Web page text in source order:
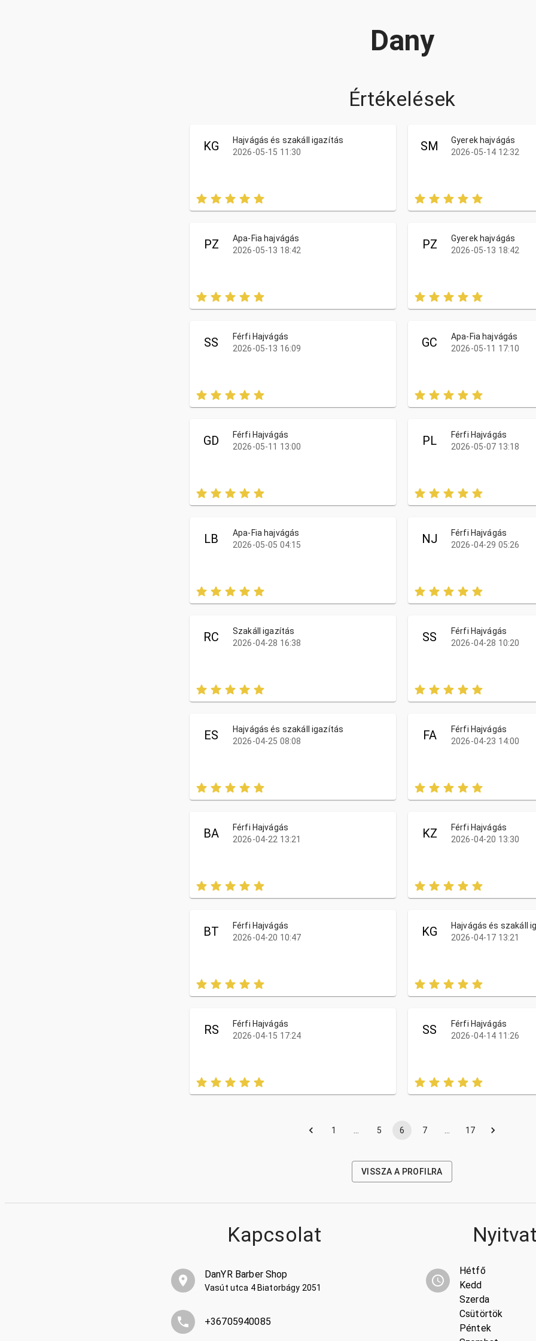
Dany
Értékelések
KG
Hajvágás és szakáll igazítás
2026-05-15 11:30
SM
Gyerek hajvágás
2026-05-14 12:32
PZ
Apa-Fia hajvágás
2026-05-13 18:42
PZ
Gyerek hajvágás
2026-05-13 18:42
SS
Férfi Hajvágás
2026-05-13 16:09
GC
Apa-Fia hajvágás
2026-05-11 17:10
GD
Férfi Hajvágás
2026-05-11 13:00
PL
Férfi Hajvágás
2026-05-07 13:18
LB
Apa-Fia hajvágás
2026-05-05 04:15
NJ
Férfi Hajvágás
2026-04-29 05:26
RC
Szakáll igazítás
2026-04-28 16:38
SS
Férfi Hajvágás
2026-04-28 10:20
ES
Hajvágás és szakáll igazítás
2026-04-25 08:08
FA
Férfi Hajvágás
2026-04-23 14:00
BA
Férfi Hajvágás
2026-04-22 13:21
KZ
Férfi Hajvágás
2026-04-20 13:30
BT
Férfi Hajvágás
2026-04-20 10:47
KG
Hajvágás és szakáll
2026-04-17 13:21
RS
Férfi Hajvágás
2026-04-15 17:24
SS
Férfi Hajvágás
2026-04-14 11:26
1 5 6 7 17
VISSZA A PROFILRA
Kapcsolat
DanYR Barber Shop
Vasút utca 4 Biatorbágy 2051
+36705940085
Hétfő
Kedd
Szerda
Csütörtök
Péntek